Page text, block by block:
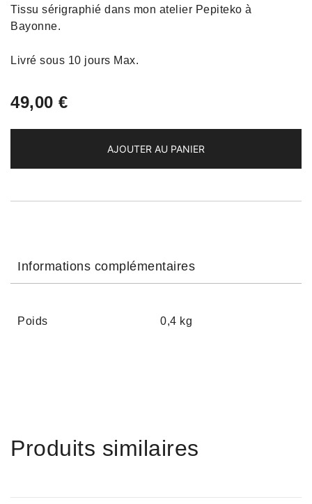
Tissu sérigraphié dans mon atelier Pepiteko à
Bayonne.
Livré sous 10 jours Max.
49,00 €
AJOUTER AU PANIER
Informations complémentaires
Poids 0,4 kg
Produits similaires